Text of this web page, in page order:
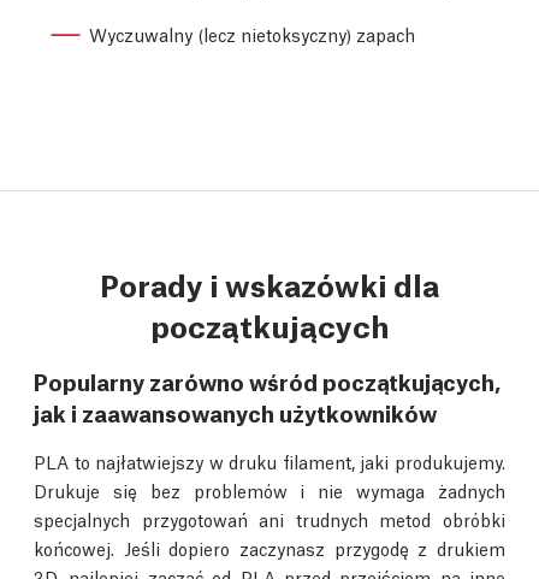
Wyczuwalny (lecz nietoksyczny) zapach
Porady i wskazówki dla
początkujących
Popularny zarówno wśród początkujących,
jak i zaawansowanych użytkowników
PLA to najłatwiejszy w druku filament, jaki produkujemy.
Drukuje się bez problemów i nie wymaga żadnych
specjalnych przygotowań ani trudnych metod obróbki
końcowej. Jeśli dopiero zaczynasz przygodę z drukiem